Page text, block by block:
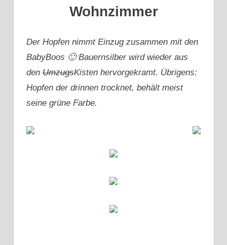
Wohnzimmer
Der Hopfen nimmt Einzug zusammen mit den
BabyBoos 🙂 Bauernsilber wird wieder aus
den UmzugsKisten hervorgekramt. Übrigens:
Hopfen der drinnen trocknet, behält meist
seine grüne Farbe.